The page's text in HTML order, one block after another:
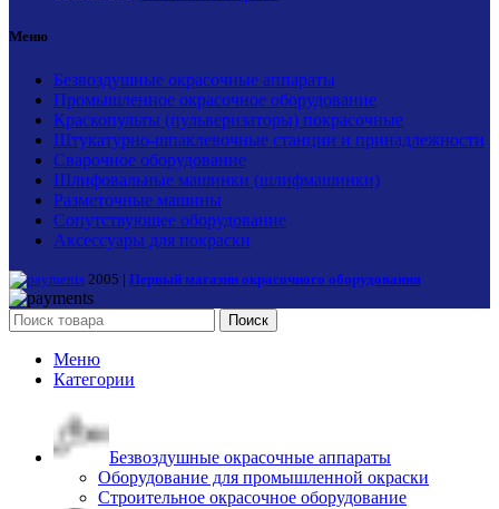
Меню
Безвоздушные окрасочные аппараты
Промышленное окрасочное оборудование
Краскопульты (пульверизаторы) покрасочные
Штукатурно-шпаклевочные станции и принадлежности
Сварочное оборудование
Шлифовальные машинки (шлифмашинки)
Разметочные машины
Сопутствующее оборудование
Аксессуары для покраски
2005 | Первый магазин окрасочного оборудования
Поиск
Меню
Категории
Безвоздушные окрасочные аппараты
Оборудование для промышленной окраски
Строительное окрасочное оборудование